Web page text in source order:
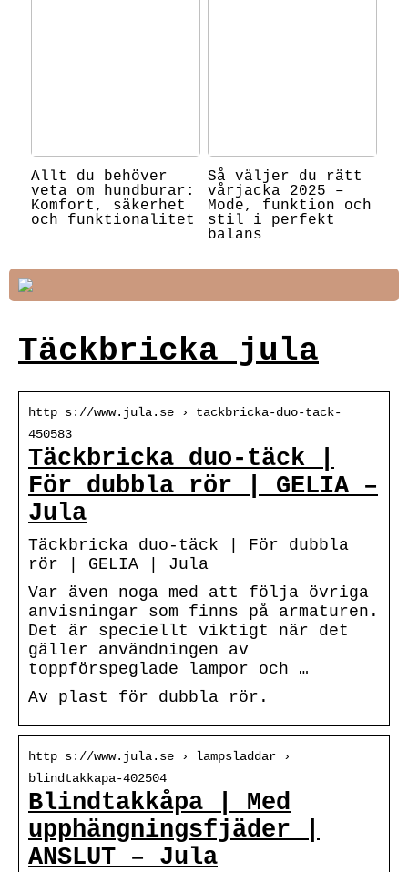
Allt du behöver
veta om hundburar:
Komfort, säkerhet
och funktionalitet
Så väljer du rätt
vårjacka 2025 –
Mode, funktion och
stil i perfekt
balans
Täckbricka jula
http s://www.jula.se › tackbricka-duo-tack-
450583
Täckbricka duo-täck |
För dubbla rör | GELIA –
Jula
Täckbricka duo-täck | För dubbla
rör | GELIA | Jula
Var även noga med att följa övriga
anvisningar som finns på armaturen.
Det är speciellt viktigt när det
gäller användningen av
toppförspeglade lampor och …
Av plast för dubbla rör.
http s://www.jula.se › lampsladdar ›
blindtakkapa-402504
Blindtakkåpa | Med
upphängningsfjäder |
ANSLUT – Jula